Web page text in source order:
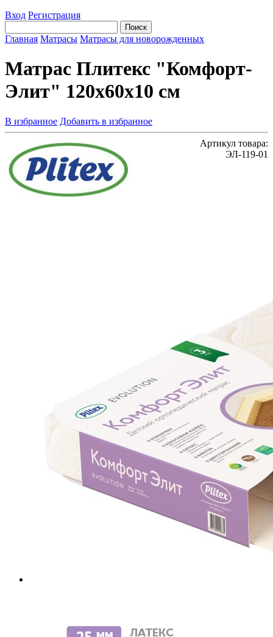
Вход Регистрация
Главная Матрасы Матрасы для новорожденных
Матрас Плитекс "Комфорт-
Элит" 120х60х10 см
В избранное Добавить в избранное
Артикул товара:
ЭЛ-119-01